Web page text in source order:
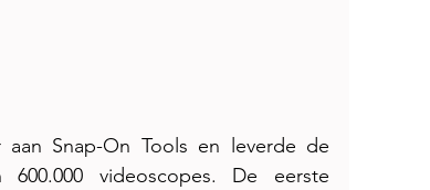
aan Snap-On Tools en leverde de
videoscopes. De eerste